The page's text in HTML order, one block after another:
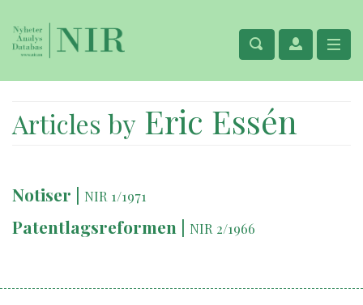
Articles by Eric Essén
Notiser | NIR 1/1971
Patentlagsreformen | NIR 2/1966